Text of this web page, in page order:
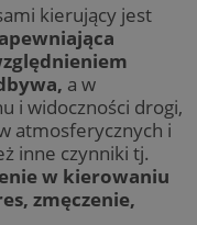
kierujący jest
a w
i widoczności drogi,
atmosferycznych i
inne czynniki tj.
w kierowaniu
zmęczenie,